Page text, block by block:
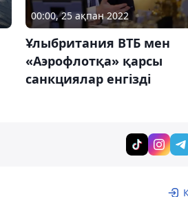
00:00, 25 ақпан 2022
Ұлыбритания ВТБ мен
«Аэрофлотқа» қарсы
санкциялар енгізді